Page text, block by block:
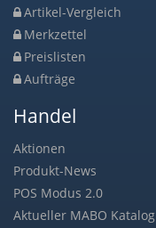
Artikel-Vergleich
Merkzettel
Preislisten
Aufträge
Handel
Aktionen
Produkt-News
POS Modus 2.0
Aktueller MABO Katalog